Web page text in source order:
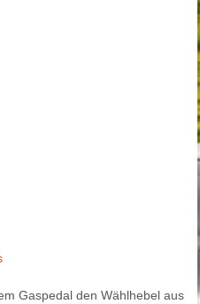
Gaspedal den Wählhebel aus